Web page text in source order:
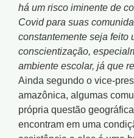
há um risco iminente de
Covid para suas
constantemente seja feito
conscientização,
ambiente escolar, já que
Ainda segundo o vice-
amazônica, algumas
própria questão
encontram em uma